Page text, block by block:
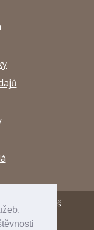
potřeby Arttuš